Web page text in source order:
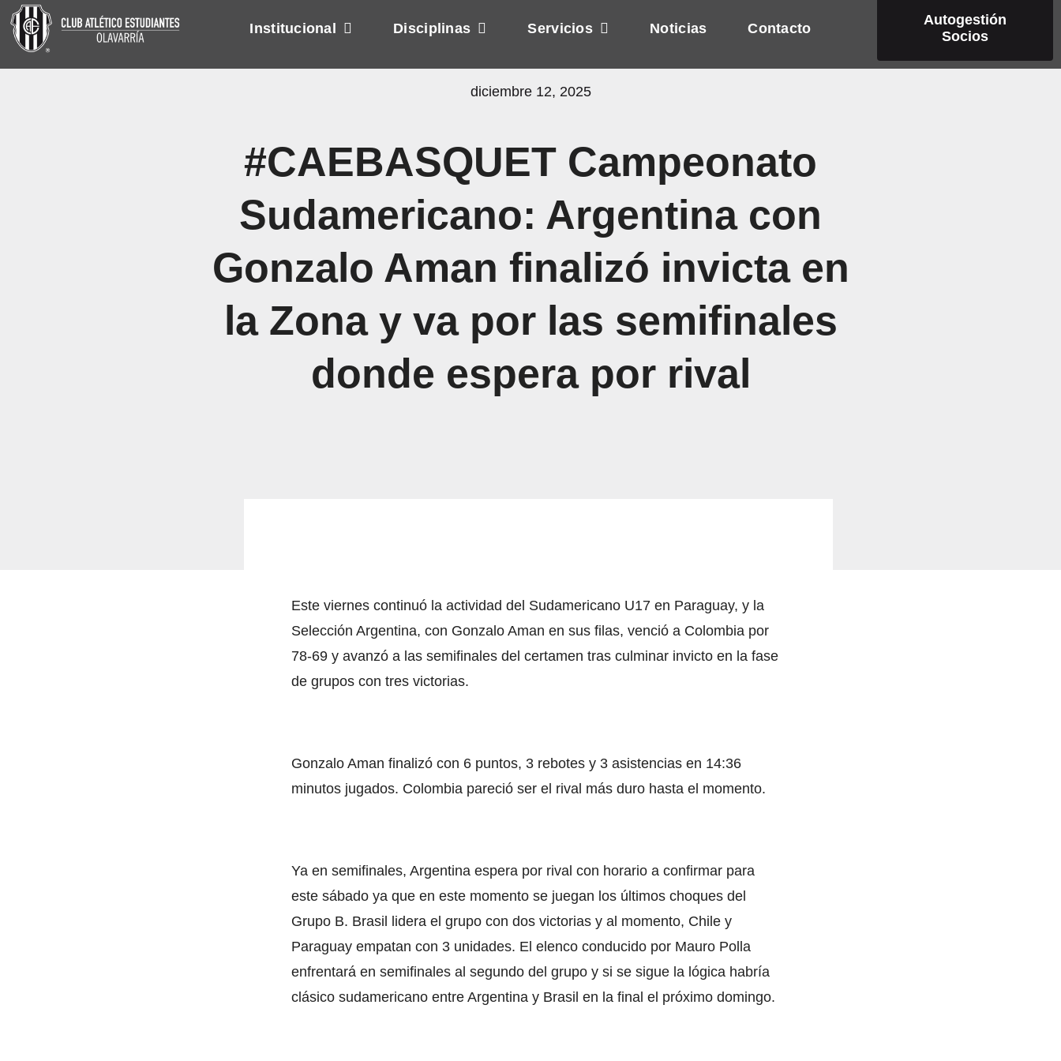
Skip
Institucional Disciplinas Servicios Noticias Contacto
Autogestión
Socios
diciembre 12, 2025
#CAEBASQUET Campeonato
Sudamericano: Argentina con
Gonzalo Aman finalizó invicta en
la Zona y va por las semifinales
donde espera por rival
Este viernes continuó la actividad del Sudamericano U17 en Paraguay, y la
Selección Argentina, con Gonzalo Aman en sus filas, venció a Colombia por
78-69 y avanzó a las semifinales del certamen tras culminar invicto en la fase
de grupos con tres victorias.
Gonzalo Aman finalizó con 6 puntos, 3 rebotes y 3 asistencias en 14:36
minutos jugados. Colombia pareció ser el rival más duro hasta el momento.
Ya en semifinales, Argentina espera por rival con horario a confirmar para
este sábado ya que en este momento se juegan los últimos choques del
Grupo B. Brasil lidera el grupo con dos victorias y al momento, Chile y
Paraguay empatan con 3 unidades. El elenco conducido por Mauro Polla
enfrentará en semifinales al segundo del grupo y si se sigue la lógica habría
clásico sudamericano entre Argentina y Brasil en la final el próximo domingo.